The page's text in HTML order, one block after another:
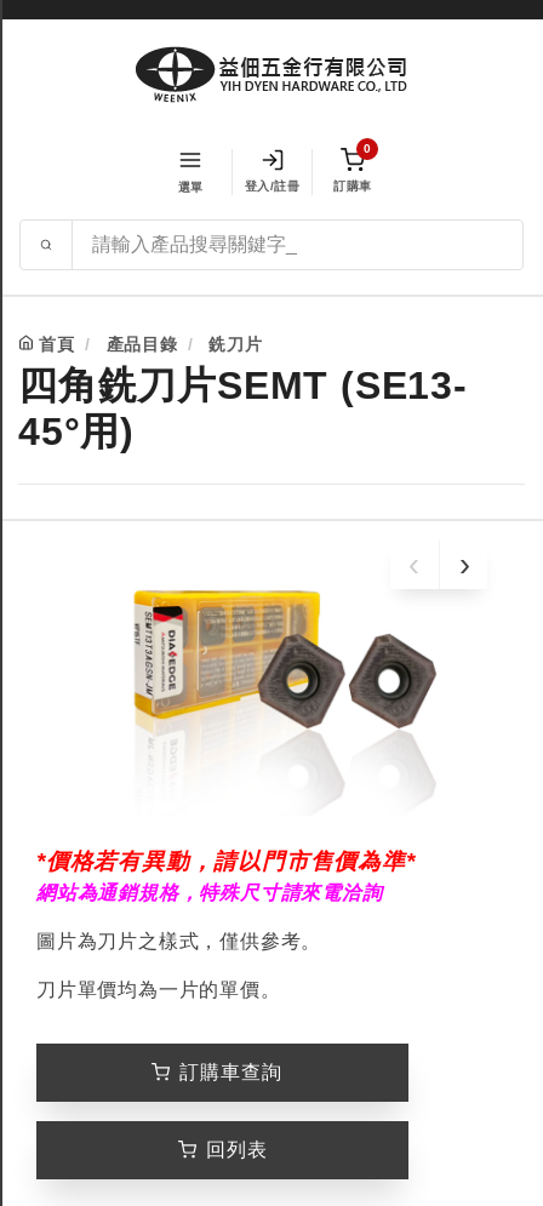
選單 登入/註冊
0
訂購車
首頁 產品目錄 銑刀片
四角銑刀片SEMT (SE13-
45°用)
*價格若有異動，請以門市售價為準*
網站為通銷規格，特殊尺寸請來電洽詢
圖片為刀片之樣式，僅供參考。
刀片單價均為一片的單價。
訂購車查詢
回列表